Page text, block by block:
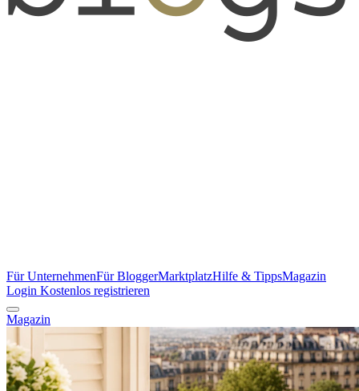
Für UnternehmenFür BloggerMarktplatzHilfe & TippsMagazin
Login Kostenlos registrieren
Magazin